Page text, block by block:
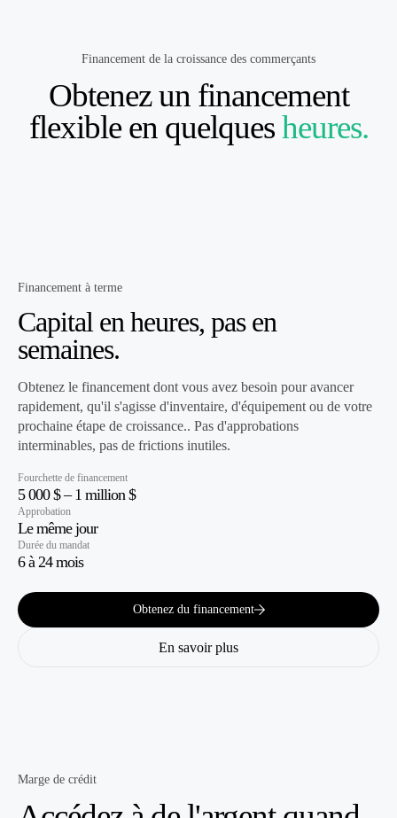
Financement de la croissance des commerçants
Obtenez un financement
flexible en quelquesheures.
Financement à terme
Capital en heures, pas en
semaines.
Obtenez le financement dont vous avez besoin pour avancer
rapidement, qu'il s'agisse d'inventaire, d'équipement ou de votre
prochaine étape de croissance.. Pas d'approbations
interminables, pas de frictions inutiles.
Fourchette de financement
5 000 $ – 1 million $
Approbation
Le même jour
Durée du mandat
6 à 24 mois
Obtenez du financement
En savoir plus
Marge de crédit